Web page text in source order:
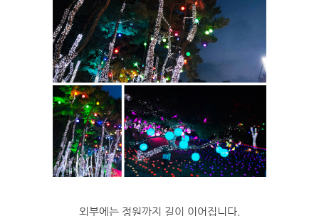
외부에는 정원까지 길이 이어집니다.